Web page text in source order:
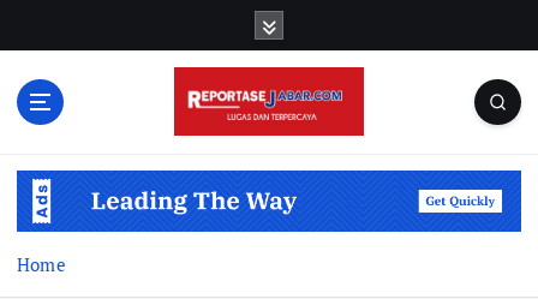
Home